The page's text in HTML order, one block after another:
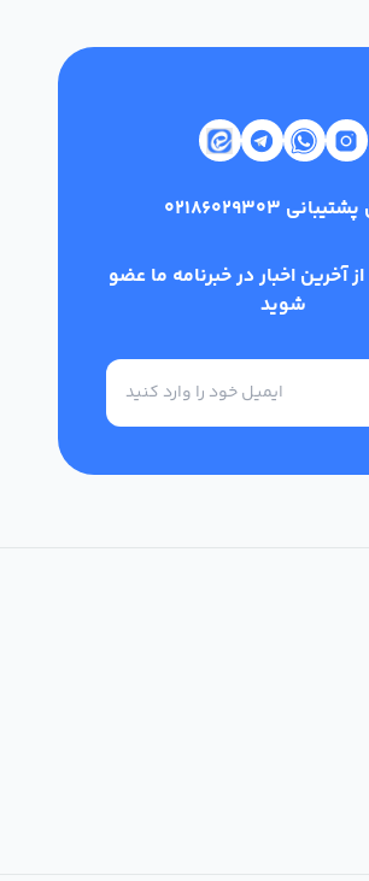
پشتیبانی 02186029303
آخرین اخبار در خبرنامه ما عضو
شوید